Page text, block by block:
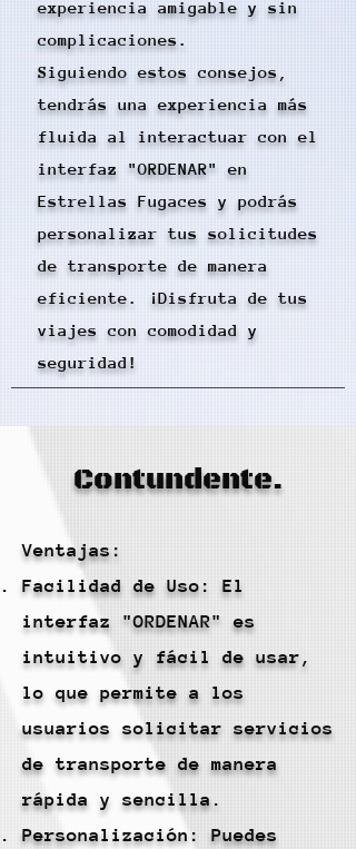
experiencia amigable y sin
complicaciones.
Siguiendo estos consejos,
tendrás una experiencia más
fluida al interactuar con el
interfaz "ORDENAR" en
Estrellas Fugaces y podrás
personalizar tus solicitudes
de transporte de manera
eficiente. ¡Disfruta de tus
viajes con comodidad y
seguridad!
Contundente.
Ventajas:
Facilidad de Uso: El
interfaz "ORDENAR" es
intuitivo y fácil de usar,
lo que permite a los
usuarios solicitar servicios
de transporte de manera
rápida y sencilla.
Personalización: Puedes